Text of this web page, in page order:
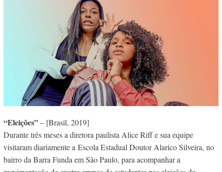
“Eleições”– [Brasil, 2019]
Durante três meses a diretora paulista Alice Riff e sua equipe
visitaram diariamente a Escola Estadual Doutor Alarico Silveira, no
bairro da Barra Funda em São Paulo, para acompanhar a